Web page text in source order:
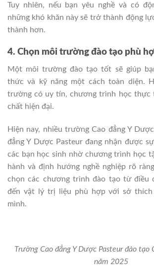
Tuy nhiên, nếu bạn yêu nghề và có
những khó khăn này sẽ trở thành động
thành hơn.
4. Chọn môi trường đào tạo phù
Một môi trường đào tạo tốt sẽ giúp
thức và kỹ năng một cách toàn diện.
trường có uy tín, chương trình học thực
chất hiện đại.
Hiện nay, nhiều trường Cao đẳng Y
đẳng Y Dược Pasteur đang nhận được
các bạn học sinh nhờ chương trình học
hành và định hướng nghề nghiệp rõ
chọn các chương trình đào tạo từ điều
đến vật lý trị liệu phù hợp với sở thích
mình.
Trường Cao đẳng Y Dược Pasteur đào tạo
năm 2025